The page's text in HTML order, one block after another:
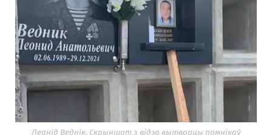
Леанід Веднік. Скрыншот з відэа вытворцы помнікаў